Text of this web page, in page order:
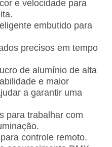
e velocidade para
embutido para
precisos em tempo
de alumínio de alta
e maior
a garantir uma
para trabalhar com
controle remoto.